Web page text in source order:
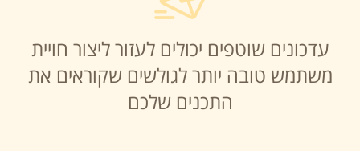
עדכונים שוטפים יכולים לעזור ליצור חויית
משתמש טובה יותר לגולשים שקוראים את
התכנים שלכם